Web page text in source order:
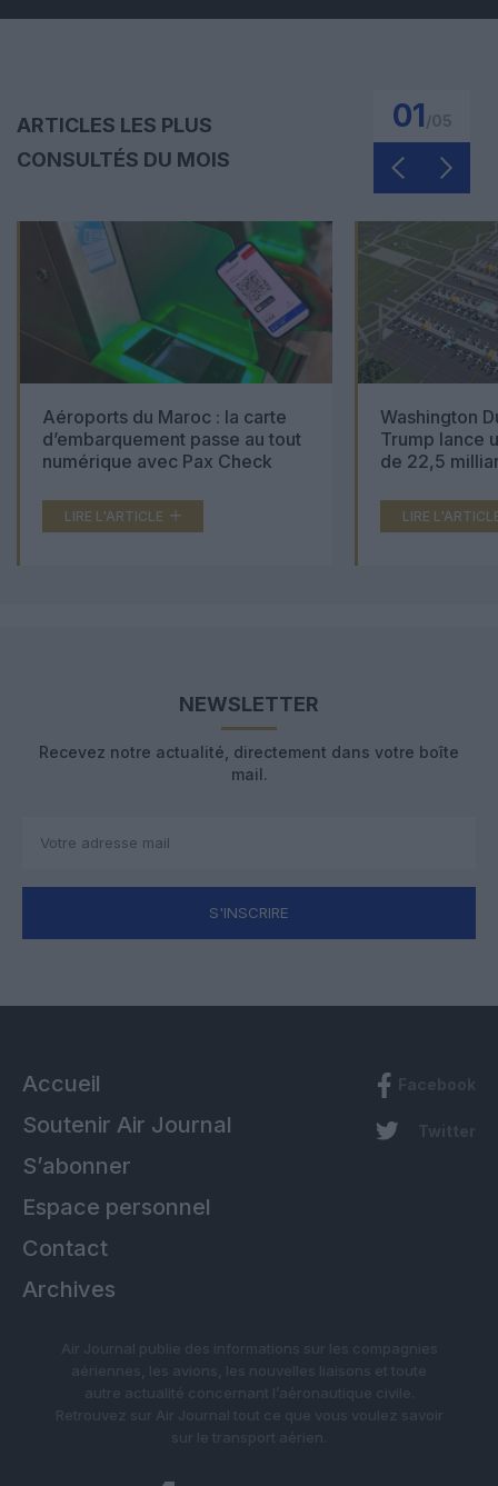
ARTICLES LES PLUS
CONSULTÉS DU MOIS
01
Aéroports du Maroc : la carte
d’embarquement passe au tout
numérique avec Pax Check
LIRE L'ARTICLE
Washington
Trump lance
de 22,5
LIRE
NEWSLETTER
Recevez notre actualité, directement dans votre boîte
mail.
S'INSCRIRE
Accueil
Soutenir Air Journal
S’abonner
Espace personnel
Contact
Archives